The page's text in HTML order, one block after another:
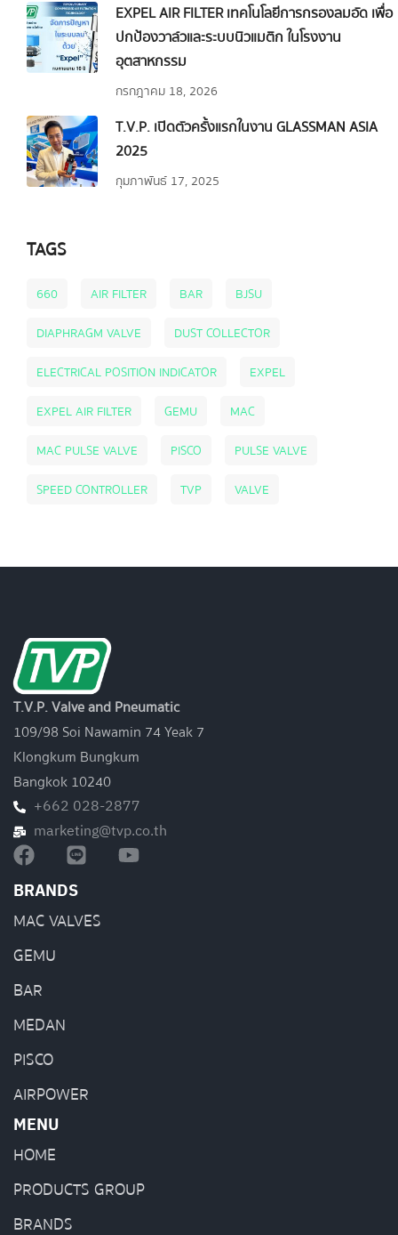
EXPEL AIR FILTER เทคโนโลยีการกรองลมอัด เพื่อ
ปกป้องวาล์วและระบบนิวแมติก ในโรงงาน
อุตสาหกรรม
กรกฎาคม 18, 2026
T.V.P. เปิดตัวครั้งแรกในงาน GLASSMAN ASIA
2025
กุมภาพันธ์ 17, 2025
TAGS
660 AIR FILTER BAR
BJSU
DIAPHRAGM VALVE
DUST COLLECTOR
ELECTRICAL POSITION INDICATOR
EXPEL
EXPEL AIR FILTER
GEMU
MAC
MAC PULSE VALVE
PISCO
PULSE VALVE
SPEED CONTROLLER
TVP VALVE
T.V.P. Valve and Pneumatic
109/98 Soi Nawamin 74 Yeak 7
Klongkum Bungkum
Bangkok 10240
+662 028-2877
marketing@tvp.co.th
BRANDS
MAC VALVES
GEMU
BAR
MEDAN
PISCO
AIRPOWER
MENU
HOME
PRODUCTS GROUP
BRANDS